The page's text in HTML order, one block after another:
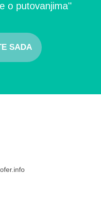
o putovanjima''
SADA